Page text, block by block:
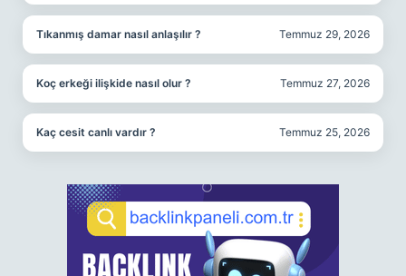
Tıkanmış damar nasıl anlaşılır ? Temmuz 29, 2026
Koç erkeği ilişkide nasıl olur ? Temmuz 27, 2026
Kaç cesit canlı vardır ? Temmuz 25, 2026